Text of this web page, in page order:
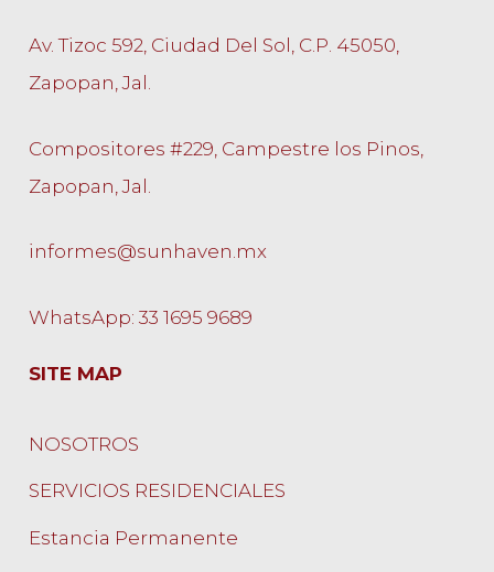
Av. Tizoc 592, Ciudad Del Sol, C.P. 45050,
Zapopan, Jal.
Compositores #229, Campestre los Pinos,
Zapopan, Jal.
informes@sunhaven.mx
WhatsApp: 33 1695 9689
SITE MAP
NOSOTROS
SERVICIOS RESIDENCIALES
Estancia Permanente